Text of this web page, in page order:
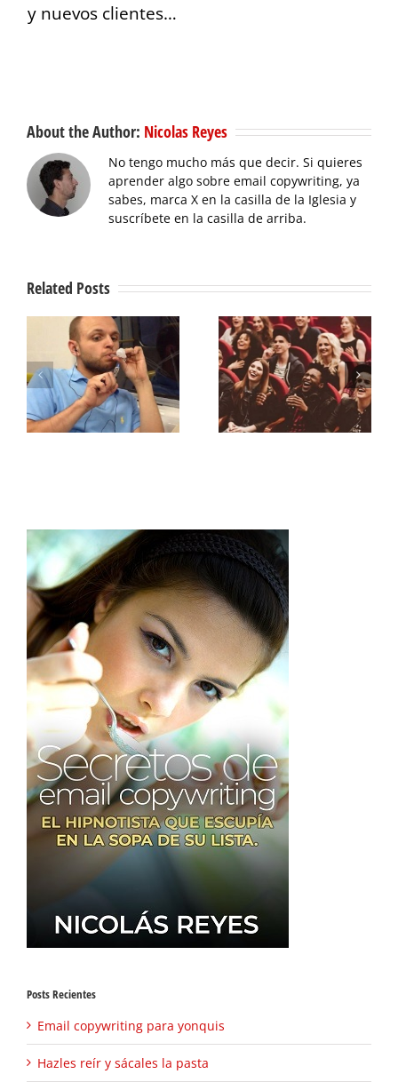
y nuevos clientes…
About the Author: Nicolas Reyes
No tengo mucho más que decir. Si quieres
aprender algo sobre email copywriting, ya
sabes, marca X en la casilla de la Iglesia y
suscríbete en la casilla de arriba.
Related Posts
Hazles reír y
sácales la pasta
Microagresiones
persuasivas
Posts Recientes
Email copywriting para yonquis
Hazles reír y sácales la pasta